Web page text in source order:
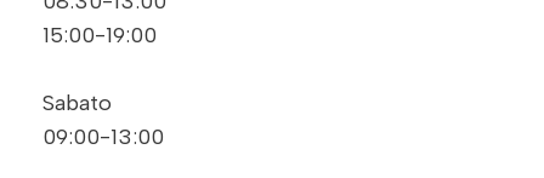
15:00-19:00
Sabato
09:00-13:00